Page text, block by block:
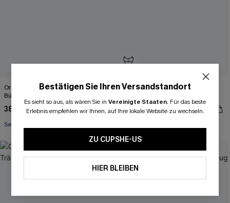
Orange High-Waist Neckholder-
Bügel-Bikini-Set
38,00 €47,00 €
Separate Größen
Push-up Neckholder-Magic-
37,00 €46,00 €
Bestätigen Sie Ihren Versandstandort
Es sieht so aus, als wären Sie in Vereinigte Staaten. Für das beste
Erlebnis empfehlen wir Ihnen, auf Ihre lokale Website zu wechseln.
ZU CUPSHE-US
HIER BLEIBEN